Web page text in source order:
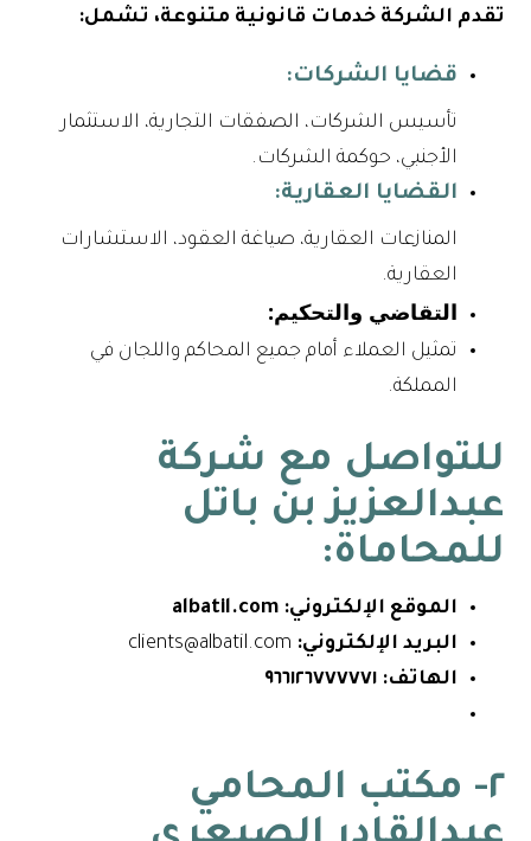
تقدم الشركة خدمات قانونية متنوعة، تشمل:
قضايا الشركات:
تأسيس الشركات، الصفقات التجارية، الاستثمار
الأجنبي، حوكمة الشركات.
القضايا العقارية:
المنازعات العقارية، صياغة العقود، الاستشارات
العقارية.
التقاضي والتحكيم:
تمثيل العملاء أمام جميع المحاكم واللجان في
المملكة.
للتواصل مع شركة
عبدالعزيز بن باتل
للمحاماة:
الموقع الإلكتروني: albatil.com
البريد الإلكتروني:
الهاتف: ٩٦٦١٢٦٧٧٧٧٧١
٢- مكتب المحامي